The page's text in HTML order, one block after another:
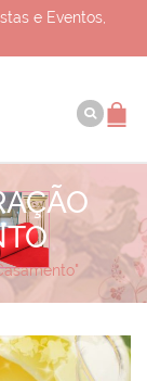
e Eventos,